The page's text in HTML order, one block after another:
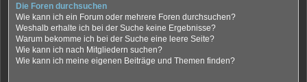
Die Foren durchsuchen
Wie kann ich ein Forum oder mehrere Foren durchsuchen?
Weshalb erhalte ich bei der Suche keine Ergebnisse?
Warum bekomme ich bei der Suche eine leere Seite?
Wie kann ich nach Mitgliedern suchen?
Wie kann ich meine eigenen Beiträge und Themen finden?